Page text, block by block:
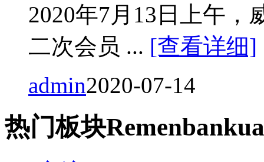
2020年7月13日上午，
二次会员 ... [查看详细]
admin2020-07-14
热门板块Remen